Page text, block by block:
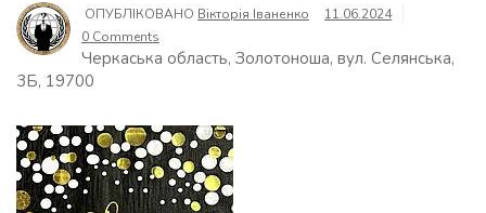
ОПУБЛІКОВАНО Вікторія Іваненко
11.06.2024
0 Comments
Черкаська область, Золотоноша, вул. Селянська,
3Б, 19700